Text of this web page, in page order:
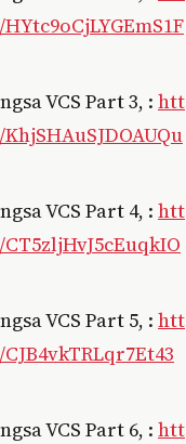
VCS Part 3, : htt
VCS Part 4, : htt
VCS Part 5, : htt
VCS Part 6, : htt